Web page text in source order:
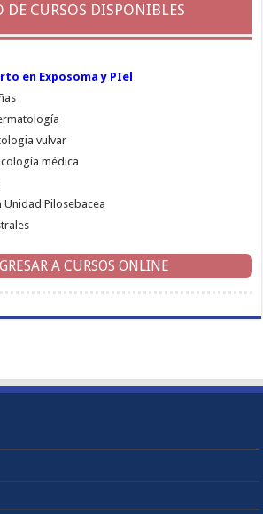
DE CURSOS DISPONIBLES
en Exposoma y PIel
vulvar
médica
Pilosebacea
A CURSOS ONLINE